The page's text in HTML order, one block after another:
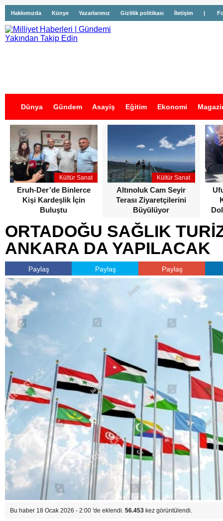
Hakkımızda Künye Yazarlarımız Gizlilik politikası İletişim |
Dünya Gündem Asayiş Eğitim Ekonomi
İş İlanları
Kültür Sanat
Eruh-Der’de Binlerce
Kişi Kardeşlik İçin
Buluştu
Kültür Sanat
Altınoluk Cam Seyir
Terası Ziyaretçilerini
Büyülüyor
ORTADOĞU SAĞLIK
ANKARA DA YAPILACAK
Paylaş Paylaş Paylaş
Bu haber 18 Ocak 2026 - 2:00 'de eklendi. 56.453 kez görüntülendi.